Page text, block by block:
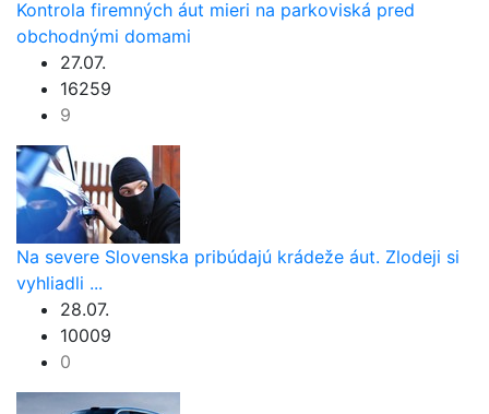
Kontrola firemných áut mieri na parkoviská pred
obchodnými domami
27.07.
16259
9
Na severe Slovenska pribúdajú krádeže áut. Zlodeji si
vyhliadli ...
28.07.
10009
0